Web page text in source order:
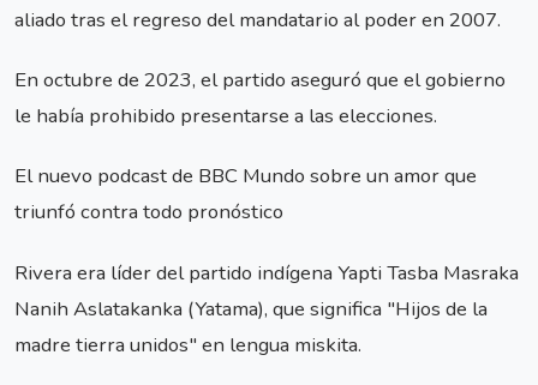
aliado tras el regreso del mandatario al poder en 2007.
En octubre de 2023, el partido aseguró que el gobierno
le había prohibido presentarse a las elecciones.
El nuevo podcast de BBC Mundo sobre un amor que
triunfó contra todo pronóstico
Rivera era líder del partido indígena Yapti Tasba Masraka
Nanih Aslatakanka (Yatama), que significa "Hijos de la
madre tierra unidos" en lengua miskita.